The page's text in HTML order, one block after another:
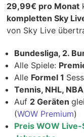
29,99€ pro Monat
kompletten Sky
von Sky Live
Bundesliga, 2.
Alle Spiele:
Alle Formel 1
Tennis, NHL,
Auf 2 Geräten
(WOW Premium)
Preis WOW